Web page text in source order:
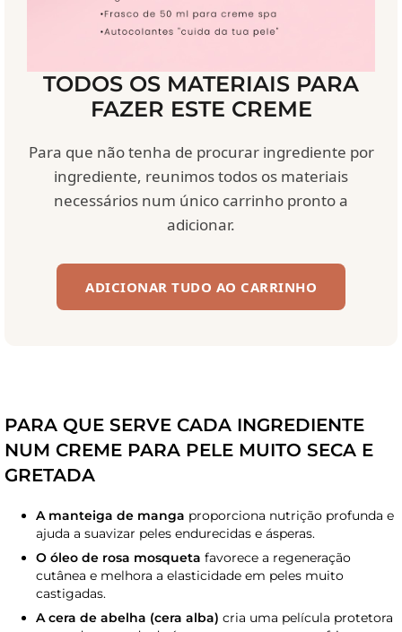
TODOS OS MATERIAIS PARA
FAZER ESTE CREME
Para que não tenha de procurar ingrediente por
ingrediente, reunimos todos os materiais
necessários num único carrinho pronto a
adicionar.
ADICIONAR TUDO AO CARRINHO
PARA QUE SERVE CADA INGREDIENTE
NUM CREME PARA PELE MUITO SECA E
GRETADA
A manteiga de manga proporciona nutrição profunda e
ajuda a suavizar peles endurecidas e ásperas.
O óleo de rosa mosqueta favorece a regeneração
cutânea e melhora a elasticidade em peles muito
castigadas.
A cera de abelha (cera alba) cria uma película protetora